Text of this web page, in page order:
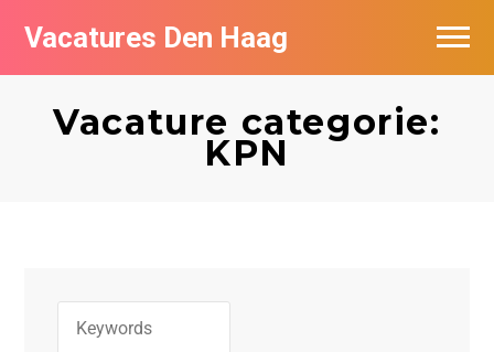
Vacatures Den Haag
Vacature categorie:
KPN
Vacatures per bedrijf in Den Haag
Populair